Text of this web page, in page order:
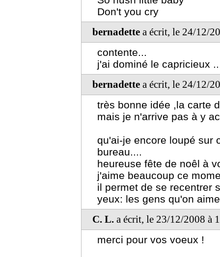
Don't you cry
bernadette a écrit, le 24/12/
contente...
j'ai dominé le capricieux
bernadette a écrit, le 24/12/
très bonne idée ,la carte
mais je n'arrive pas à y
qu'ai-je encore loupé sur
bureau....
heureuse fête de noêl à
j'aime beaucoup ce
il permet de se recentrer
yeux: les gens qu'on
C. L. a écrit, le 23/12/2008 à
merci pour vos voeux !